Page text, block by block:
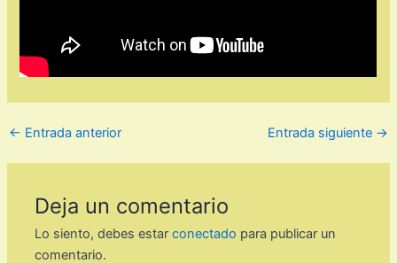
← Entrada anterior Entrada siguiente →
Deja un comentario
Lo siento, debes estarconectado para publicar un
comentario.